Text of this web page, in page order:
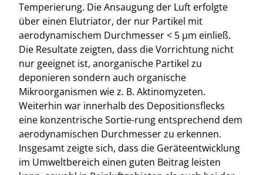
Temperierung. Die Ansaugung der Luft erfolgte
über einen Elutriator, der nur Partikel mit
aerodynamischem Durchmesser < 5 µm einließ.
Die Resultate zeigten, dass die Vorrichtung nicht
nur geeignet ist, anorganische Partikel zu
deponieren sondern auch organische
Mikroorganismen wie z. B. Aktinomyzeten.
Weiterhin war innerhalb des Depositionsflecks
eine konzentrische Sortie-rung entsprechend dem
aerodynamischen Durchmesser zu erkennen.
Insgesamt zeigte sich, dass die Geräteentwicklung
im Umweltbereich einen guten Beitrag leisten